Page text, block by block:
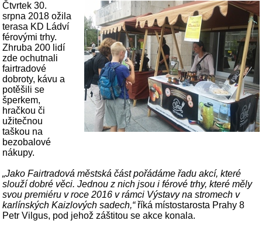
Čtvrtek 30.
srpna 2018 ožila
terasa KD Ládví
férovými trhy.
Zhruba 200 lidí
zde ochutnali
fairtradové
dobroty, kávu a
potěšili se
šperkem,
hračkou či
užitečnou
taškou na
bezobalové
nákupy.
„Jako Fairtradová městská část pořádáme řadu akcí, které
slouží dobré věci. Jednou z nich jsou i férové trhy, které měly
svou premiéru v roce 2016 v rámci Výstavy na stromech v
karlínských Kaizlových sadech,“říká místostarosta Prahy 8
Petr Vilgus, pod jehož záštitou se akce konala.